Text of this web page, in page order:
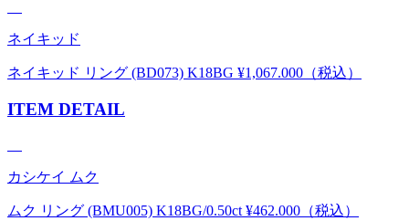
ネイキッド
ネイキッド リング (BD073) K18BG ¥1,067.000（税込）
ITEM DETAIL
カシケイ ムク
ムク リング (BMU005) K18BG/0.50ct ¥462.000（税込）